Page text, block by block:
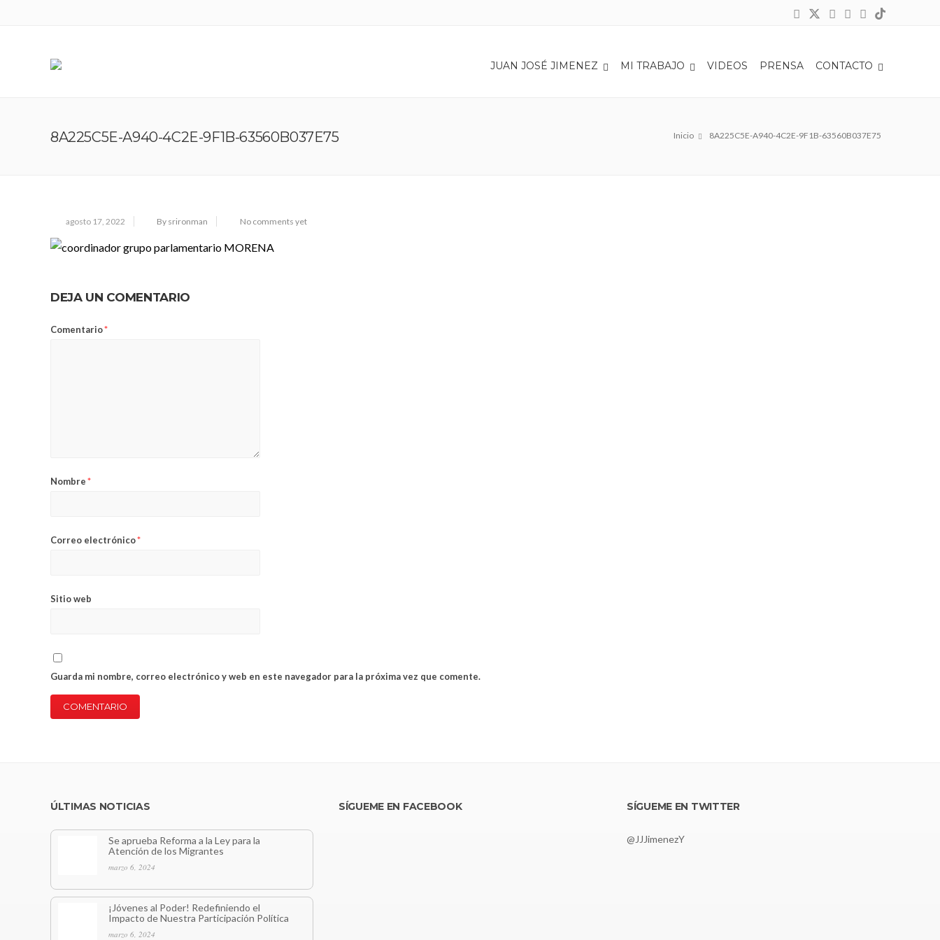
JUAN JOSÉ JIMENEZ MI TRABAJO VIDEOS PRENSA CONTACTO
Inicio 8A225C5E-A940-4C2E-9F1B-63560B037E75
8A225C5E-A940-4C2E-9F1B-63560B037E75
agosto 17, 2022 By srironman No comments yet
DEJA UN COMENTARIO
Comentario*
Nombre*
Correo electrónico*
Sitio web
Guarda mi nombre, correo electrónico y web en este navegador para la próxima vez que comente.
ÚLTIMAS NOTICIAS
Se aprueba Reforma a la Ley para la
Atención de los Migrantes
marzo 6, 2024
¡Jóvenes al Poder! Redefiniendo el
Impacto de Nuestra Participación Política
marzo 6, 2024
SÍGUEME EN FACEBOOK SÍGUEME EN TWITTER
@JJJimenezY